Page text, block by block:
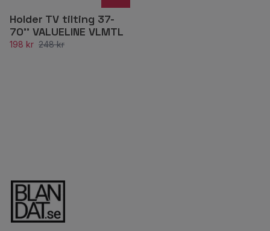
Holder TV tilting 37-
70'' VALUELINE VLMTL
198 kr 248 kr